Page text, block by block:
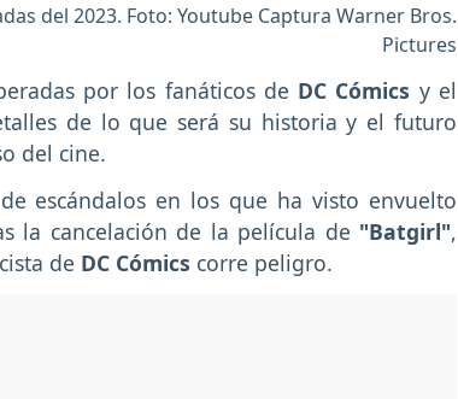
del 2023. Foto: Youtube Captura Warner Bros.
Pictures
por los fanáticos de DC Cómics y el
de lo que será su historia y el futuro
del cine.
escándalos en los que ha visto envuelto
la cancelación de la película de "Batgirl",
de DC Cómics corre peligro.